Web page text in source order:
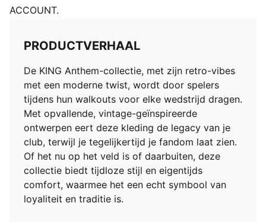
ACCOUNT.
PRODUCTVERHAAL
De KING Anthem-collectie, met zijn retro-vibes
met een moderne twist, wordt door spelers
tijdens hun walkouts voor elke wedstrijd dragen.
Met opvallende, vintage-geïnspireerde
ontwerpen eert deze kleding de legacy van je
club, terwijl je tegelijkertijd je fandom laat zien.
Of het nu op het veld is of daarbuiten, deze
collectie biedt tijdloze stijl en eigentijds
comfort, waarmee het een echt symbool van
loyaliteit en traditie is.